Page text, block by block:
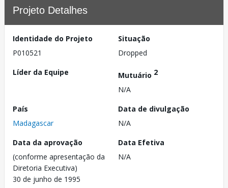
Projeto Detalhes
Identidade do Projeto
P010521
Situação
Dropped
Líder da Equipe
Mutuário 2
N/A
País
Madagascar
Data de divulgação
N/A
Data da aprovação
(conforme apresentação da
Diretoria Executiva)
30 de junho de 1995
Data Efetiva
N/A